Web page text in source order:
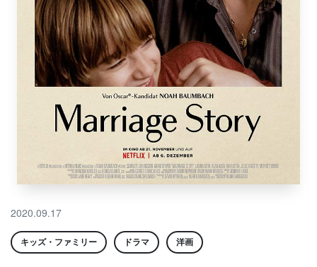
2020.09.17
キッズ・ファミリー ドラマ 洋画